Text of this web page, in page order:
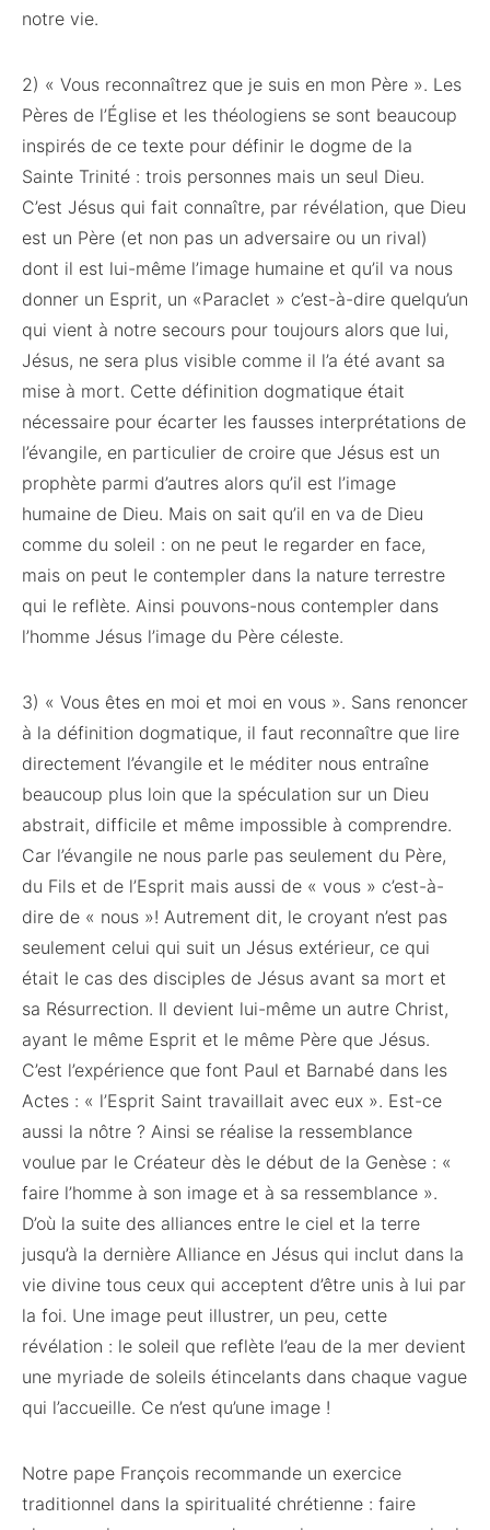
notre vie.
2) « Vous reconnaîtrez que je suis en mon Père ». Les
Pères de l’Église et les théologiens se sont beaucoup
inspirés de ce texte pour définir le dogme de la
Sainte Trinité : trois personnes mais un seul Dieu.
C’est Jésus qui fait connaître, par révélation, que Dieu
est un Père (et non pas un adversaire ou un rival)
dont il est lui-même l’image humaine et qu’il va nous
donner un Esprit, un «Paraclet » c’est-à-dire quelqu’un
qui vient à notre secours pour toujours alors que lui,
Jésus, ne sera plus visible comme il l’a été avant sa
mise à mort. Cette définition dogmatique était
nécessaire pour écarter les fausses interprétations de
l’évangile, en particulier de croire que Jésus est un
prophète parmi d’autres alors qu’il est l’image
humaine de Dieu. Mais on sait qu’il en va de Dieu
comme du soleil : on ne peut le regarder en face,
mais on peut le contempler dans la nature terrestre
qui le reflète. Ainsi pouvons-nous contempler dans
l’homme Jésus l’image du Père céleste.
3) « Vous êtes en moi et moi en vous ». Sans renoncer
à la définition dogmatique, il faut reconnaître que lire
directement l’évangile et le méditer nous entraîne
beaucoup plus loin que la spéculation sur un Dieu
abstrait, difficile et même impossible à comprendre.
Car l’évangile ne nous parle pas seulement du Père,
du Fils et de l’Esprit mais aussi de « vous » c’est-à-
dire de « nous »! Autrement dit, le croyant n’est pas
seulement celui qui suit un Jésus extérieur, ce qui
était le cas des disciples de Jésus avant sa mort et
sa Résurrection. Il devient lui-même un autre Christ,
ayant le même Esprit et le même Père que Jésus.
C’est l’expérience que font Paul et Barnabé dans les
Actes : « l’Esprit Saint travaillait avec eux ». Est-ce
aussi la nôtre ? Ainsi se réalise la ressemblance
voulue par le Créateur dès le début de la Genèse : «
faire l’homme à son image et à sa ressemblance ».
D’où la suite des alliances entre le ciel et la terre
jusqu’à la dernière Alliance en Jésus qui inclut dans la
vie divine tous ceux qui acceptent d’être unis à lui par
la foi. Une image peut illustrer, un peu, cette
révélation : le soleil que reflète l’eau de la mer devient
une myriade de soleils étincelants dans chaque vague
qui l’accueille. Ce n’est qu’une image !
Notre pape François recommande un exercice
traditionnel dans la spiritualité chrétienne : faire